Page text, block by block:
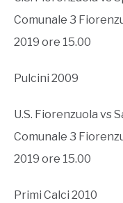
Comunale 3
2019 ore 15.00
Pulcini 2009
U.S. Fiorenzuola vs
Comunale 3
2019 ore 15.00
Primi Calci 2010